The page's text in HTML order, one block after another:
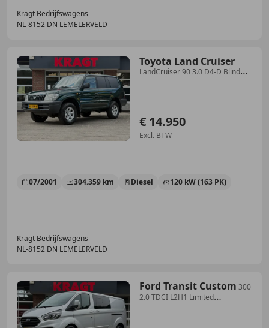
Kragt Bedrijfswagens
NL-8152 DN LEMELERVELD
Toyota Land Cruiser
LandCruiser 90 3.0 D4-D Blind
€ 14.950
Excl. BTW
07/2001 304.359 km Diesel 120 kW (163 PK)
Kragt Bedrijfswagens
NL-8152 DN LEMELERVELD
Ford Transit Custom 300
2.0 TDCI L2H1 Limited